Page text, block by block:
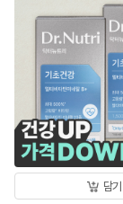
담기